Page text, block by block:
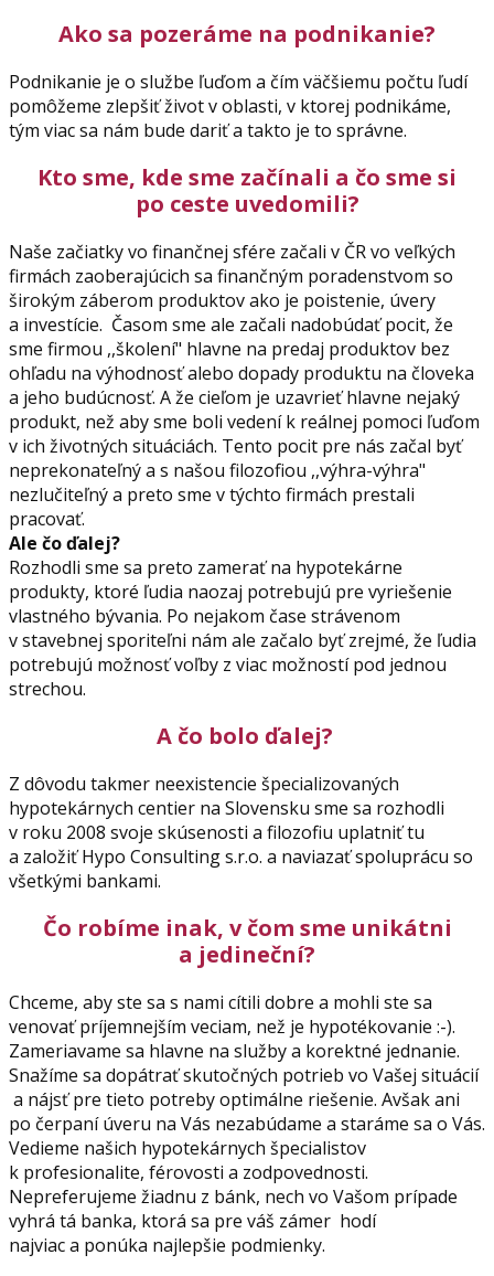
Ako sa pozeráme na podnikanie?
Podnikanie je o službe ľuďom a čím väčšiemu počtu ľudí
pomôžeme zlepšiť život v oblasti, v ktorej podnikáme,
tým viac sa nám bude dariť a takto je to správne.
Kto sme, kde sme začínali a čo sme si
po ceste uvedomili?
Naše začiatky vo finančnej sfére začali v ČR vo veľkých
firmách zaoberajúcich sa finančným poradenstvom so
širokým záberom produktov ako je poistenie, úvery
a investície. Časom sme ale začali nadobúdať pocit, že
sme firmou ,,školení" hlavne na predaj produktov bez
ohľadu na výhodnosť alebo dopady produktu na človeka
a jeho budúcnosť. A že cieľom je uzavrieť hlavne nejaký
produkt, než aby sme boli vedení k reálnej pomoci ľuďom
v ich životných situáciách. Tento pocit pre nás začal byť
neprekonateľný a s našou filozofiou ,,výhra-výhra"
nezlučiteľný a preto sme v týchto firmách prestali
pracovať.
Ale čo ďalej?
Rozhodli sme sa preto zamerať na hypotekárne
produkty, ktoré ľudia naozaj potrebujú pre vyriešenie
vlastného bývania. Po nejakom čase strávenom
v stavebnej sporiteľni nám ale začalo byť zrejmé, že ľudia
potrebujú možnosť voľby z viac možností pod jednou
strechou.
A čo bolo ďalej?
Z dôvodu takmer neexistencie špecializovaných
hypotekárnych centier na Slovensku sme sa rozhodli
v roku 2008 svoje skúsenosti a filozofiu uplatniť tu
a založiť Hypo Consulting s.r.o. a naviazať spoluprácu so
všetkými bankami.
Čo robíme inak, v čom sme unikátni
a jedineční?
Chceme, aby ste sa s nami cítili dobre a mohli ste sa
venovať príjemnejším veciam, než je hypotékovanie :-).
Zameriavame sa hlavne na služby a korektné jednanie.
Snažíme sa dopátrať skutočných potrieb vo Vašej situácií
a nájsť pre tieto potreby optimálne riešenie. Avšak ani
po čerpaní úveru na Vás nezabúdame a staráme sa o Vás.
Vedieme našich hypotekárnych špecialistov
k profesionalite, férovosti a zodpovednosti.
Nepreferujeme žiadnu z bánk, nech vo Vašom prípade
vyhrá tá banka, ktorá sa pre váš zámer hodí
najviac a ponúka najlepšie podmienky.